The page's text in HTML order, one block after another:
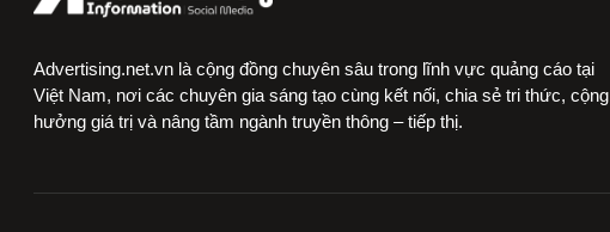
Advertising.net.vn là cộng đồng chuyên sâu trong lĩnh vực quảng cáo tại
Việt Nam, nơi các chuyên gia sáng tạo cùng kết nối, chia sẻ tri thức, cộng
hưởng giá trị và nâng tầm ngành truyền thông – tiếp thị.